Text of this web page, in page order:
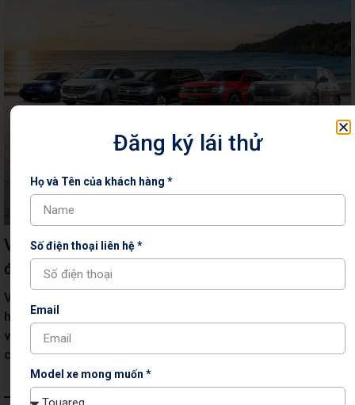
Volkswagen Việt Nam đồng loạt triển khai ưu
đãi và chương trình hậu mãi tháng 6/2026
Volkswagen Việt Nam triển khai đồng loạt chương trình
hậu mãi, ưu đãi mua xe, Connect To All và chia sẻ thông tin
về khả năng tương thích nhiên liệu E10 trên các dòng xe
chính hãng.
Đăng ký lái thử
Họ và Tên của khách hàng *
Số điện thoại liên hệ *
Email
Model xe mong muốn *